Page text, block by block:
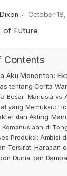
October 18,
Contents
Aku Menonton:
tentang Cerita
Besar: Manusia vs
yang Memukau:
dan Akting:
Kemanusiaan di
Produksi: Ambisi
Tersirat: Harapan
Dunia dan